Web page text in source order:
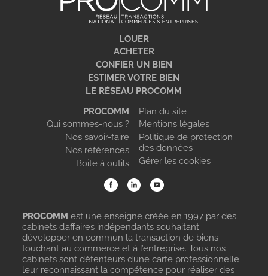
LOUER
ACHETER
CONFIER UN BIEN
ESTIMER VOTRE BIEN
LE RÉSEAU PROCOMM
PROCOMM
Qui sommes-nous ?
Nos savoir-faire
Nos références
Boite à outils
Plan du site
Mentions légales
Politique de protection
des données
Gérer les cookies
PROCOMM est une enseigne créée en 1997 par des
cabinets d’affaires indépendants souhaitant
développer en commun la transaction de biens
touchant au commerce et à l’entreprise. Tous nos
cabinets sont détenteurs d’une carte professionnelle
leur reconnaissant la compétence pour réaliser des